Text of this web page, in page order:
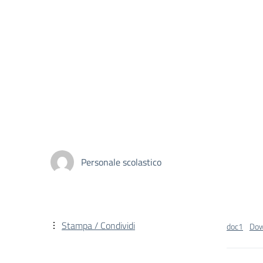
Personale scolastico
doc1
Stampa / Condividi